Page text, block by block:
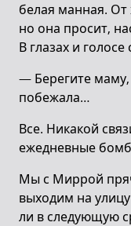
белая манная. От
но она просит,
В глазах и
— Берегите
побежала…
Все. Никакой
ежедневные
Мы с Миррой
выходим на
ли в следующую